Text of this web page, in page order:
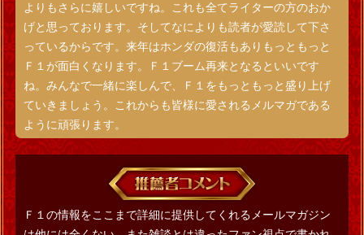
よりもさらに嬉しいですね。これも全てライターの方のおか
げと思っております。そしてなによりも読者が愛読して下さ
っているからです。来年はホンダの復活もありもっともっと
Ｆ１が面白くなります。Ｆ１ブーム再来となるといいです
ね。みんなで一緒に楽しんで、Ｆ１をもっともっと盛り上げ
ていきましょう。これからも皆様に愛されるメルマガである
ように頑張ります。
Ｆ１の情報をここまで詳細に提供してくれるメールマガジン